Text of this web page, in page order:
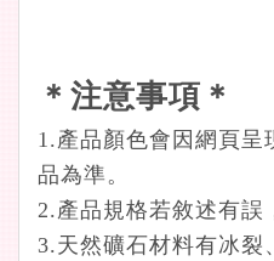
＊注意事項＊
1.產品顏色會因網頁呈
品為準。
2.產品規格若敘述有誤
3.天然礦石材料有冰裂